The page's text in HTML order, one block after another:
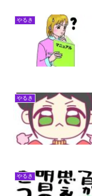
やるき
やるき
やるき